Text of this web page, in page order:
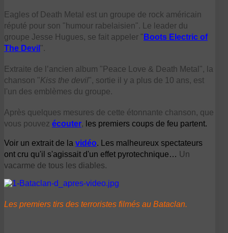
Eagles of Death Metal est un groupe de rock américain
réputé pour son "humour rabelaisien". Le leader du
groupe Jesse Hugues, se fait appeler " Boots Electric of
The Devil ".
Extraite de l’ancien album "Peace Love & Death Metal", la
chanson "Kiss the devil", sortie il y a plus de 10 ans, est
l'un des emblèmes du groupe.
Après quelques mesures de cette étonnante chanson, que
vous pouvez écouter, les premiers coups de feu partent.
Voir un extrait de la vidéo. Les malheureux spectateurs
ont cru qu'il s'agissait d'un effet pyrotechnique… Un
vacarme de tous les diables.
Les premiers tirs des terroristes filmés au Bataclan.